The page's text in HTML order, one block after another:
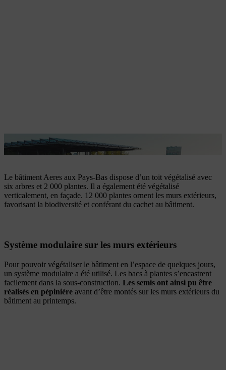
Le campus le plus vert des Pays-Bas se trouve à Almere.
Le bâtiment Aeres aux Pays-Bas dispose d’un toit végétalisé avec
six arbres et 2 000 plantes. Il a également été végétalisé
verticalement, en façade. 12 000 plantes ornent les murs extérieurs,
favorisant la biodiversité et conférant du cachet au bâtiment.
Système modulaire sur les murs extérieurs
Pour pouvoir végétaliser le bâtiment en l’espace de quelques jours,
un système modulaire a été utilisé. Les bacs à plantes s’encastrent
facilement dans la sous-construction. Les semis ont ainsi pu être
réalisés en pépinière avant d’être montés sur les murs extérieurs du
bâtiment au printemps.